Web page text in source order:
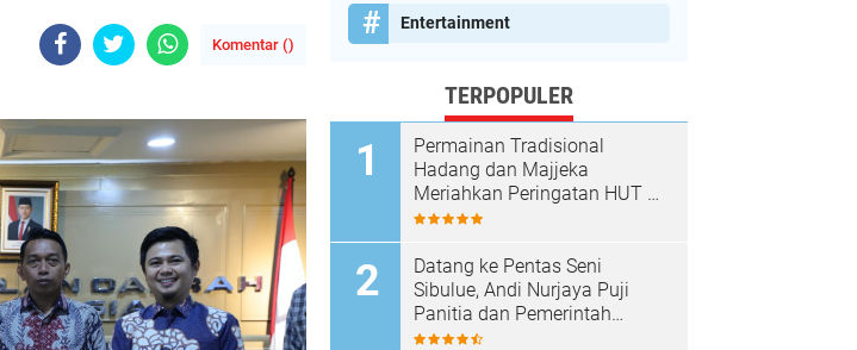
Komentar ()
Entertainment
TERPOPULER
Permainan Tradisional
Hadang dan Majjeka
Meriahkan Peringatan HUT RI
di Sibulue
Datang ke Pentas Seni
Sibulue, Andi Nurjaya Puji
Panitia dan Pemerintah
Kecamatan